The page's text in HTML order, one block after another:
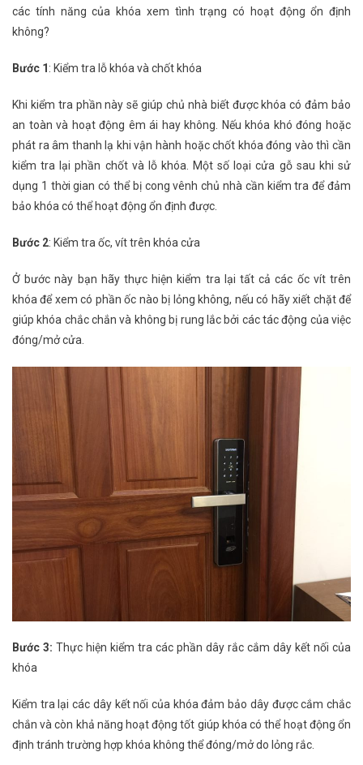
các tính năng của khóa xem tình trạng có hoạt động ổn định
không?
Bước 1 : Kiểm tra lỗ khóa và chốt khóa
Khi kiểm tra phần này sẽ giúp chủ nhà biết được khóa có đảm bảo
an toàn và hoạt động êm ái hay không. Nếu khóa khó đóng hoặc
phát ra âm thanh lạ khi vận hành hoặc chốt khóa đóng vào thì cần
kiểm tra lại phần chốt và lỗ khóa. Một số loại cửa gỗ sau khi sử
dụng 1 thời gian có thể bị cong vênh chủ nhà cần kiểm tra để đảm
bảo khóa có thể hoạt động ổn định được.
Bước 2: Kiểm tra ốc, vít trên khóa cửa
Ở bước này bạn hãy thực hiện kiểm tra lại tất cả các ốc vít trên
khóa để xem có phần ốc nào bị lỏng không, nếu có hãy xiết chặt để
giúp khóa chắc chắn và không bị rung lắc bởi các tác động của việc
đóng/mở cửa.
Bước 3: Thực hiện kiểm tra các phần dây rắc cắm dây kết nối của
khóa
Kiểm tra lại các dây kết nối của khóa đảm bảo dây được cắm chắc
chắn và còn khả năng hoạt động tốt giúp khóa có thể hoạt động ổn
định tránh trường hợp khóa không thể đóng/mở do lỏng rắc.